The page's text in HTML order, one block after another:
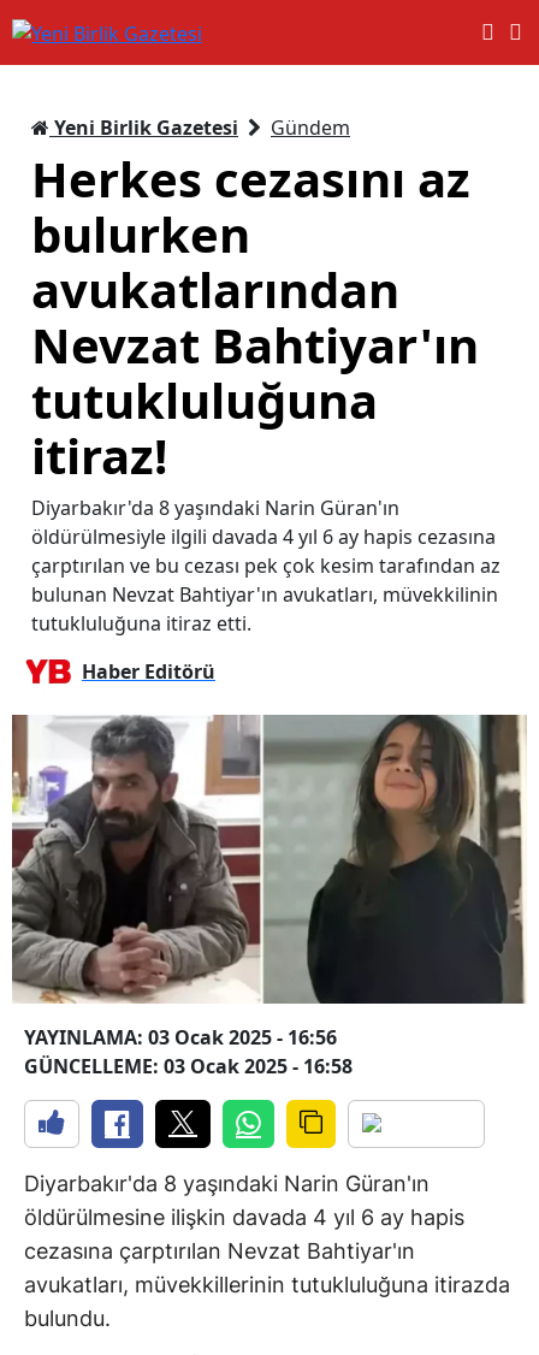
Yeni Birlik Gazetesi Gündem
Herkes cezasını az
bulurken
avukatlarından
Nevzat Bahtiyar'ın
tutukluluğuna
itiraz!
Diyarbakır'da 8 yaşındaki Narin Güran'ın
öldürülmesiyle ilgili davada 4 yıl 6 ay hapis cezasına
çarptırılan ve bu cezası pek çok kesim tarafından az
bulunan Nevzat Bahtiyar'ın avukatları, müvekkilinin
tutukluluğuna itiraz etti.
Haber Editörü
YAYINLAMA: 03 Ocak 2025 - 16:56
GÜNCELLEME: 03 Ocak 2025 - 16:58
Diyarbakır'da 8 yaşındaki Narin Güran'ın
öldürülmesine ilişkin davada 4 yıl 6 ay hapis
cezasına çarptırılan Nevzat Bahtiyar'ın
avukatları, müvekkillerinin tutukluluğuna itirazda
bulundu.